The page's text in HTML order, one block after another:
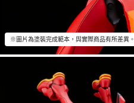
※圖片為塗裝完成範本，與實際商品有所差異。